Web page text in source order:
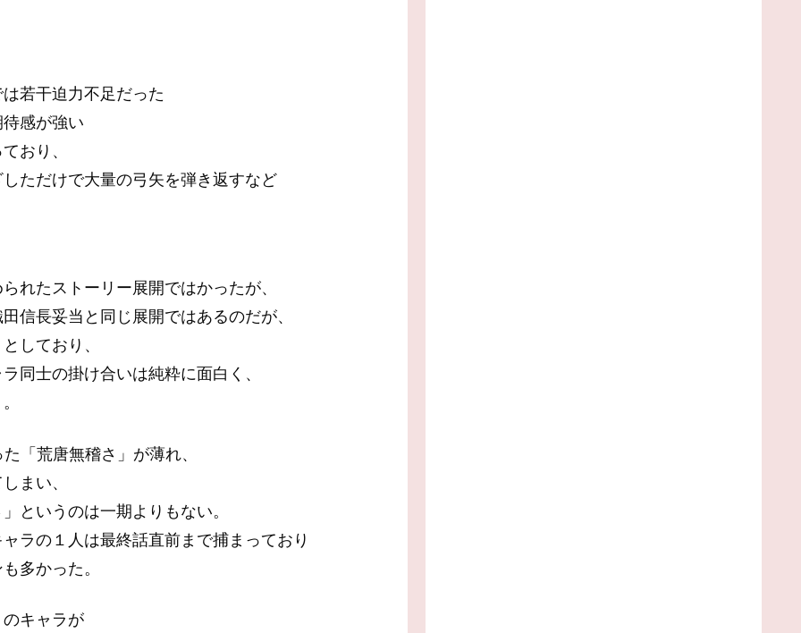
若干迫力不足だった
感が強い
おり、
ただけで大量の弓矢を弾き返すなど
れたストーリー展開ではかったが、
信長妥当と同じ展開ではあるのだが、
しており、
同士の掛け合いは純粋に面白く、
「荒唐無稽さ」が薄れ、
まい、
というのは一期よりもない。
ラの１人は最終話直前まで捕まっており
多かった。
キャラが